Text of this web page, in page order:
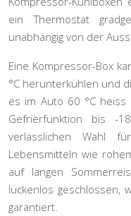
ein Thermostat
unabhängig von der
Eine Kompressor-Box
°C herunterkühlen und
es im Auto 60 °C
Gefrierfunktion bis -
verlässlichen Wahl
Lebensmitteln wie
auf langen
lückenlos geschlossen,
garantiert.